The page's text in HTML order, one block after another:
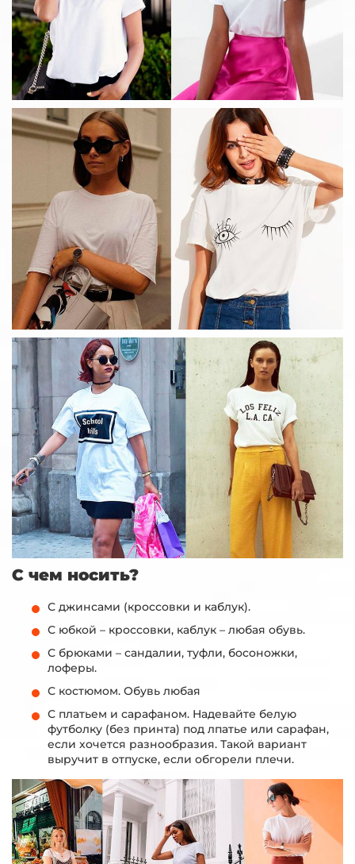
С чем носить?
С джинсами (кроссовки и каблук).
С юбкой – кроссовки, каблук – любая обувь.
С брюками – сандалии, туфли, босоножки,
лоферы.
С костюмом. Обувь любая
С платьем и сарафаном. Надевайте белую
футболку (без принта) под лпатье или сарафан,
если хочется разнообразия. Такой вариант
выручит в отпуске, если обгорели плечи.